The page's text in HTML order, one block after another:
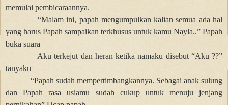
memulai pembicaraannya.
“Malam ini, papah mengumpulkan kalian semua ada hal
yang harus Papah sampaikan terkhusus untuk kamu Nayla..” Papah
buka suara
Aku terkejut dan heran ketika namaku disebut “Aku ??”
tanyaku
“Papah sudah mempertimbangkannya. Sebagai anak sulung
dan Papah rasa usiamu sudah cukup untuk menuju jenjang